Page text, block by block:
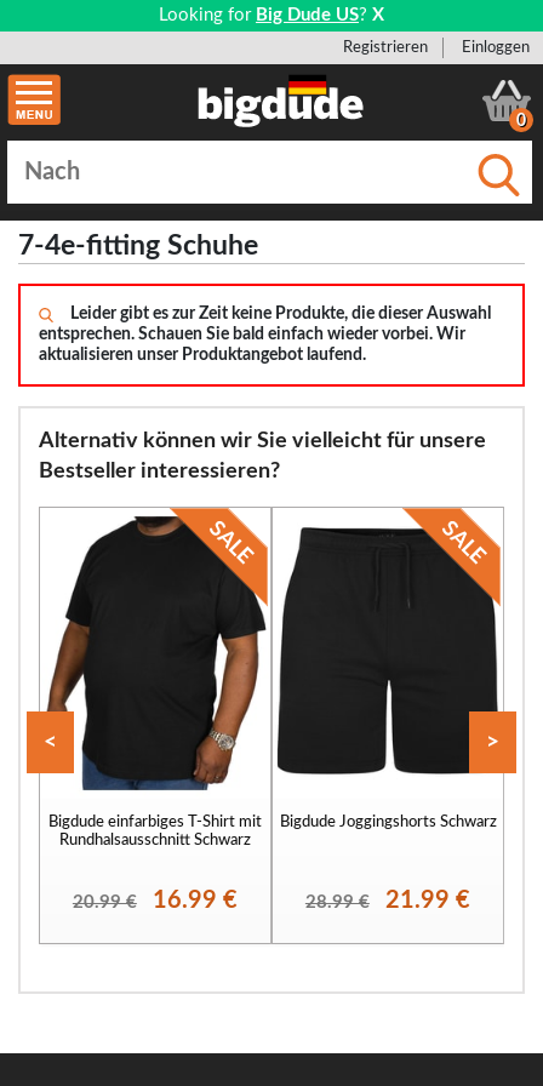
Looking for Big Dude US? X
Registrieren Einloggen
0
7-4e-fitting Schuhe
Leider gibt es zur Zeit keine Produkte, die dieser Auswahl
entsprechen. Schauen Sie bald einfach wieder vorbei. Wir
aktualisieren unser Produktangebot laufend.
Alternativ können wir Sie vielleicht für unsere
Bestseller interessieren?
Bigdude einfarbiges T-Shirt mit
Rundhalsausschnitt Schwarz
20.99 € 16.99 €
Bigdude Joggingshorts Schwarz
28.99 € 21.99 €
< >